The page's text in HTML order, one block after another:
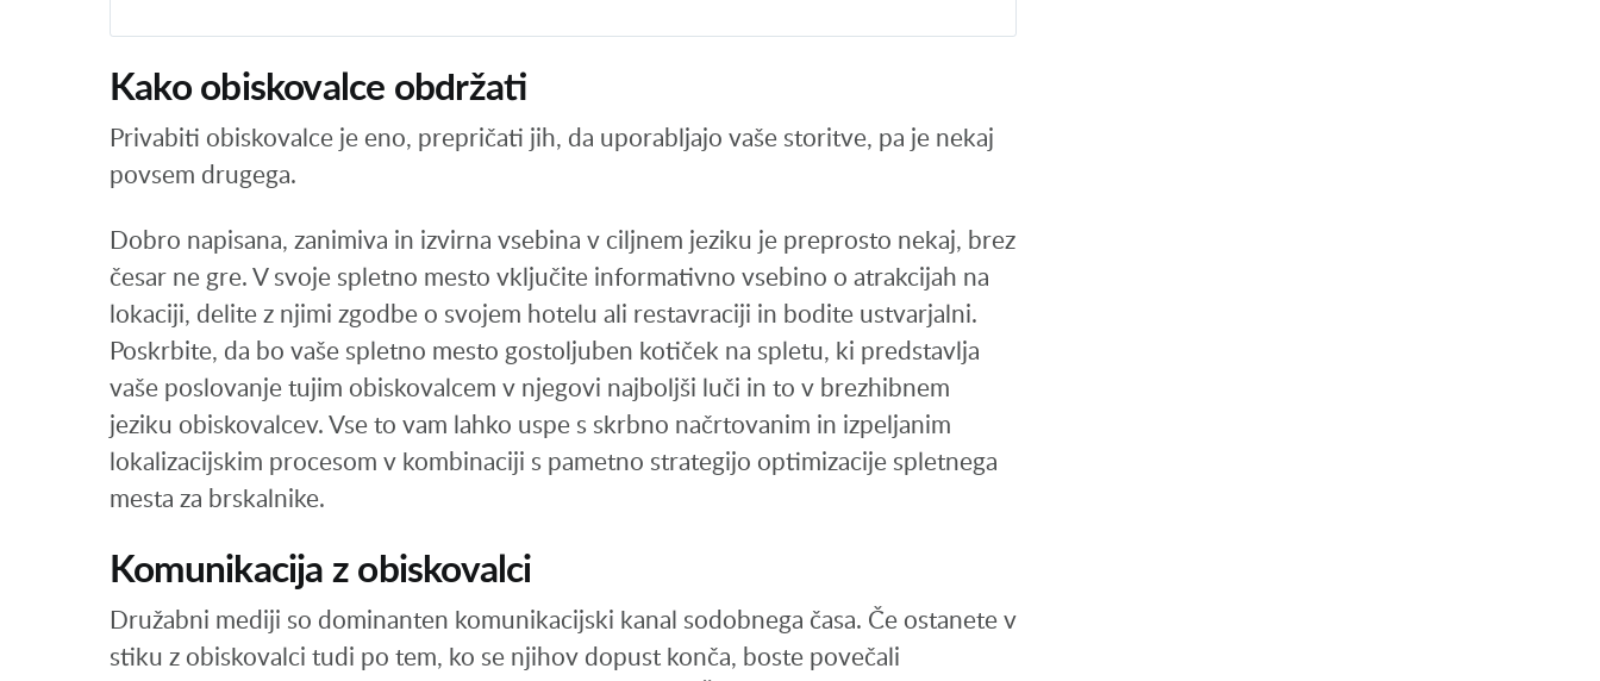
Kako obiskovalce obdržati
Privabiti obiskovalce je eno, prepričati jih, da uporabljajo vaše storitve, pa je nekaj
povsem drugega.
Dobro napisana, zanimiva in izvirna vsebina v ciljnem jeziku je preprosto nekaj, brez
česar ne gre. V svoje spletno mesto vključite informativno vsebino o atrakcijah na
lokaciji, delite z njimi zgodbe o svojem hotelu ali restavraciji in bodite ustvarjalni.
Poskrbite, da bo vaše spletno mesto gostoljuben kotiček na spletu, ki predstavlja
vaše poslovanje tujim obiskovalcem v njegovi najboljši luči in to v brezhibnem
jeziku obiskovalcev. Vse to vam lahko uspe s skrbno načrtovanim in izpeljanim
lokalizacijskim procesom v kombinaciji s pametno strategijo optimizacije spletnega
mesta za brskalnike.
Komunikacija z obiskovalci
Družabni mediji so dominanten komunikacijski kanal sodobnega časa. Če ostanete v
stiku z obiskovalci tudi po tem, ko se njihov dopust konča, boste povečali